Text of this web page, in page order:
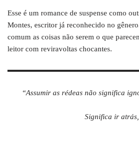
Esse é um romance de suspense como
Montes, escritor já reconhecido no
comum as coisas não serem o que
leitor com reviravoltas chocantes.
“Assumir as rédeas não significa
Significa ir